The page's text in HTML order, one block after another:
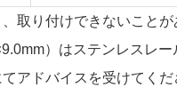
取り付けできないことが
）はステンレスレ
アドバイスを受けてくだ